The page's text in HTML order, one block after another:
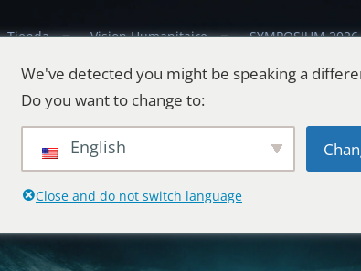
Tienda Vision Humanitaire SYMPOSIUM 2026
We've detected you might be speaking a
Do you want to change to:
English
Close and do not switch language